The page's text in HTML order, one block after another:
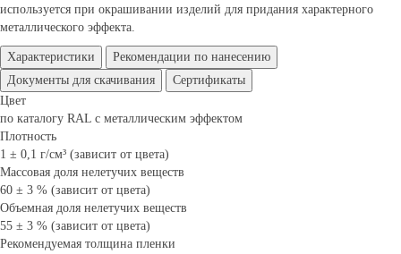
используется при окрашивании изделий для придания характерного
металлического эффекта.
Характеристики
Рекомендации по нанесению
Документы для скачивания
Сертификаты
Цвет
по каталогу RAL с металлическим эффектом
Плотность
1 ± 0,1 г/см³ (зависит от цвета)
Массовая доля нелетучих веществ
60 ± 3 % (зависит от цвета)
Объемная доля нелетучих веществ
55 ± 3 % (зависит от цвета)
Рекомендуемая толщина пленки